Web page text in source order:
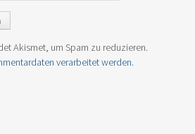
Akismet, um Spam zu reduzieren.
verarbeitet werden.